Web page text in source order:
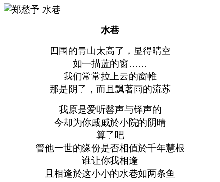
水巷
四围的青山太高了，显得晴空
如一描蓝的窗……
我们常常拉上云的窗帷
那是阴了，而且飘著雨的流苏
我原是爱听罄声与铎声的
今却为你戚戚於小院的阴晴
算了吧
管他一世的缘份是否相值於千年慧根
谁让你我相逢
且相逢於这小小的水巷如两条鱼